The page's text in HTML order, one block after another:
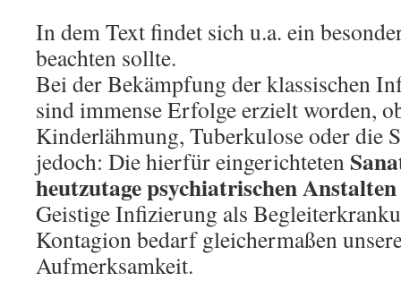
In dem Text findet sich u.a. ein
beachten sollte.
Bei der Bekämpfung der klassischen
sind immense Erfolge erzielt worden,
Kinderlähmung, Tuberkulose oder die
jedoch: Die hierfür eingerichteten
heutzutage psychiatrischen
Geistige Infizierung als
Kontagion bedarf gleichermaßen
Aufmerksamkeit.